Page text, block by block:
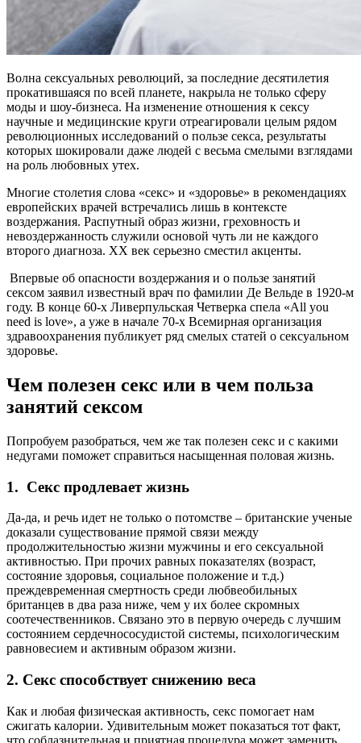
Волна сексуальных революций, за последние десятилетия
прокатившаяся по всей планете, накрыла не только сферу
моды и шоу-бизнеса. На изменение отношения к сексу
научные и медицинские круги отреагировали целым рядом
революционных исследований о пользе секса, результаты
которых шокировали даже людей с весьма смелыми взглядами
на роль любовных утех.
Многие столетия слова «секс» и «здоровье» в рекомендациях
европейских врачей встречались лишь в контексте
воздержания. Распутный образ жизни, греховность и
невоздержанность служили основой чуть ли не каждого
второго диагноза. ХХ век серьезно сместил акценты.
Впервые об опасности воздержания и о пользе занятий
сексом заявил известный врач по фамилии Де Вельде в 1920-м
году. В конце 60-х Ливерпульская Четверка спела «All you
need is love», а уже в начале 70-х Всемирная организация
здравоохранения публикует ряд смелых статей о сексуальном
здоровье.
Чем полезен секс или в чем польза
занятий сексом
Попробуем разобраться, чем же так полезен секс и с какими
недугами поможет справиться насыщенная половая жизнь.
1. Секс продлевает жизнь
Да-да, и речь идет не только о потомстве – британские ученые
доказали существование прямой связи между
продолжительностью жизни мужчины и его сексуальной
активностью. При прочих равных показателях (возраст,
состояние здоровья, социальное положение и т.д.)
преждевременная смертность среди любвеобильных
британцев в два раза ниже, чем у их более скромных
соотечественников. Связано это в первую очередь с лучшим
состоянием сердечнососудистой системы, психологическим
равновесием и активным образом жизни.
2. Секс способствует снижению веса
Как и любая физическая активность, секс помогает нам
сжигать калории. Удивительным может показаться тот факт,
что соблазнительная и приятная процедура может заменить